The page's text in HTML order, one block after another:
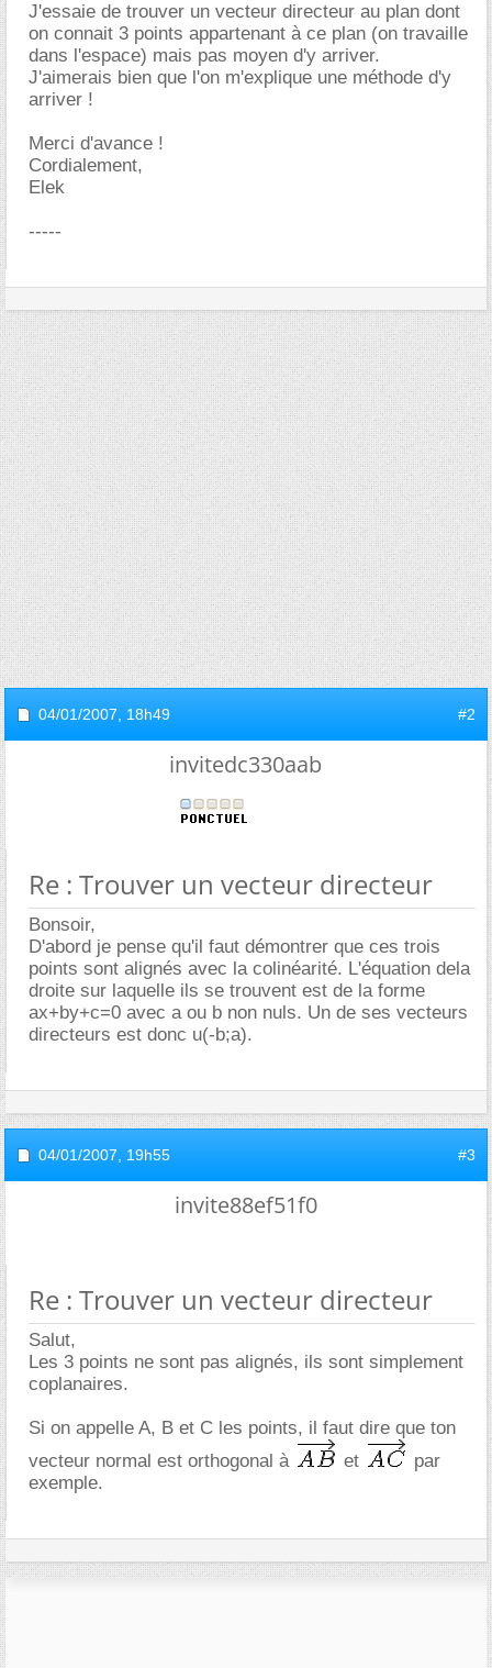
J'essaie de trouver un vecteur directeur au plan dont
on connait 3 points appartenant à ce plan (on travaille
dans l'espace) mais pas moyen d'y arriver.
J'aimerais bien que l'on m'explique une méthode d'y
arriver !
Merci d'avance !
Cordialement,
Elek
-----
04/01/2007, 18h49 #2
invitedc330aab
Re : Trouver un vecteur directeur
Bonsoir,
D'abord je pense qu'il faut démontrer que ces trois
points sont alignés avec la colinéarité. L'équation dela
droite sur laquelle ils se trouvent est de la forme
ax+by+c=0 avec a ou b non nuls. Un de ses vecteurs
directeurs est donc u(-b;a).
04/01/2007, 19h55 #3
invite88ef51f0
Re : Trouver un vecteur directeur
Salut,
Les 3 points ne sont pas alignés, ils sont simplement
coplanaires.
Si on appelle A, B et C les points, il faut dire que ton
vecteur normal est orthogonal à
et
par
exemple.